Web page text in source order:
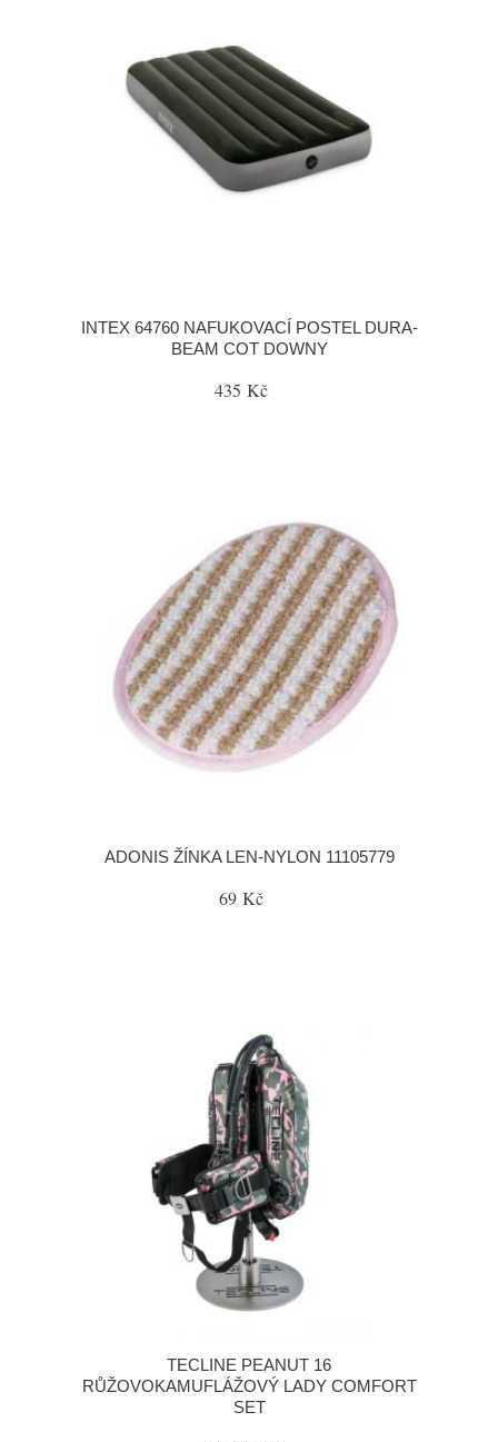
INTEX 64760 NAFUKOVACÍ POSTEL DURA-
BEAM COT DOWNY
435 Kč
ADONIS ŽÍNKA LEN-NYLON 11105779
69 Kč
TECLINE PEANUT 16
RŮŽOVOKAMUFLÁŽOVÝ LADY COMFORT
SET